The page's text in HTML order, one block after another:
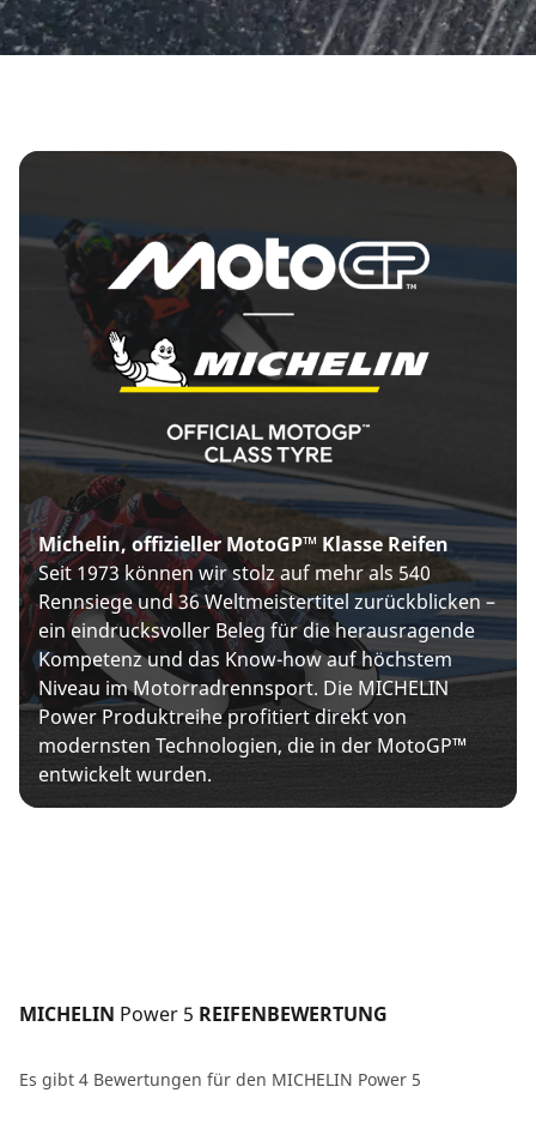
Michelin, offizieller MotoGP™ Klasse Reifen
Seit 1973 können wir stolz auf mehr als 540
Rennsiege und 36 Weltmeistertitel zurückblicken –
ein eindrucksvoller Beleg für die herausragende
Kompetenz und das Know-how auf höchstem
Niveau im Motorradrennsport. Die MICHELIN
Power Produktreihe profitiert direkt von
modernsten Technologien, die in der MotoGP™
entwickelt wurden.
MICHELIN Power 5 REIFENBEWERTUNG
Es gibt 4 Bewertungen für den MICHELIN Power 5